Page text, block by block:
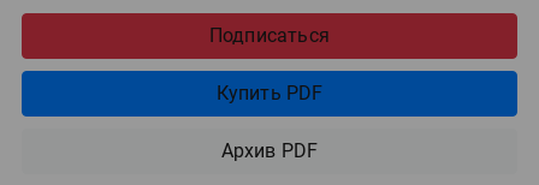
Подписаться
Купить PDF
Архив PDF